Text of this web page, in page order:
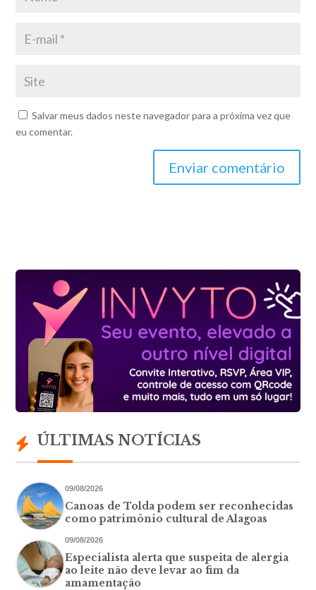
Salvar meus dados neste navegador para a próxima vez que
eu comentar.
Enviar comentário
ÚLTIMAS NOTÍCIAS
09/08/2026
Canoas de Tolda podem ser reconhecidas
como patrimônio cultural de Alagoas
09/08/2026
Especialista alerta que suspeita de alergia
ao leite não deve levar ao fim da
amamentação